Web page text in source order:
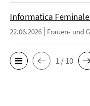
Informatica
22.06.2026 Frauen- und
1 / 10